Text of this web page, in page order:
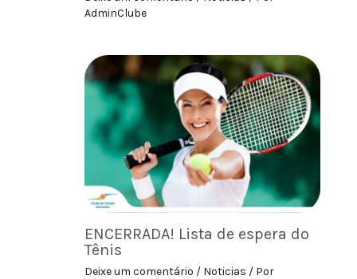
AdminClube
ENCERRADA! Lista de espera do
Tênis
Deixe um comentário / Noticias / Por